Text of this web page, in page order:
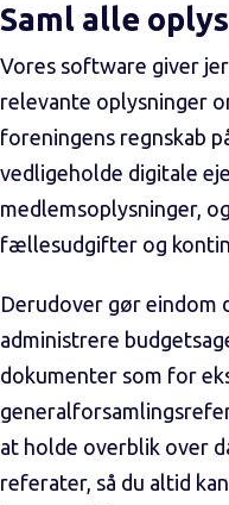
Saml alle
Vores software giver
relevante oplysninger
foreningens regnskab
vedligeholde digitale
medlemsoplysninger,
fællesudgifter og
Derudover gør eindom
administrere
dokumenter som for
at holde overblik over
referater, så du altid